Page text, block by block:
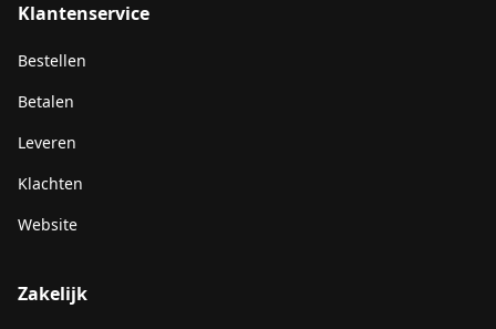
Klantenservice
Bestellen
Betalen
Leveren
Klachten
Website
Zakelijk